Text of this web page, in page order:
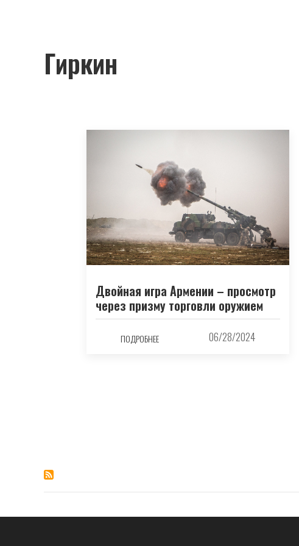
Гиркин
Двойная игра Армении – просмотр
через призму торговли оружием
ПОДРОБНЕЕ 06/28/2024